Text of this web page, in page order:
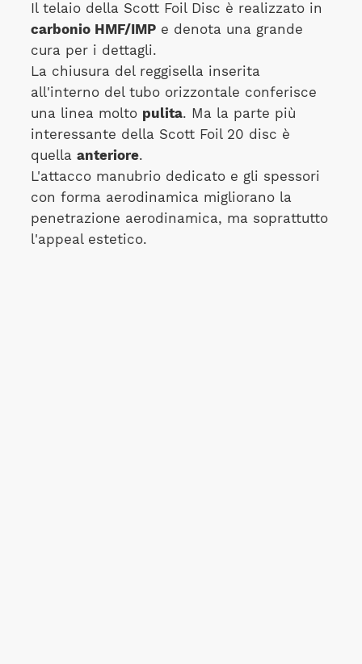
Il telaio della Scott Foil Disc è realizzato in
carbonio HMF/IMPe denota una grande
cura per i dettagli.
La chiusura del reggisella inserita
all'interno del tubo orizzontale conferisce
una linea molto pulita. Ma la parte più
interessante della Scott Foil 20 disc è
quella anteriore.
L'attacco manubrio dedicato e gli spessori
con forma aerodinamica migliorano la
penetrazione aerodinamica, ma soprattutto
l'appeal estetico.